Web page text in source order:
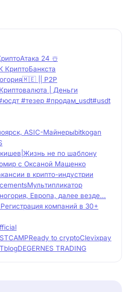
24 ☃️
КриптоБанкста
|| P2P
| Деньги
#тезер #продам_usdt#usdt
ASIC-Майнерыbitkogan
не по шаблону
с Оксаной Мащенко
в крипто-индустрии
Мультипликатор
Европа, далее везде...
компаний в 30+
Ready to cryptoClevixpay
TblogDEGERNES TRADING